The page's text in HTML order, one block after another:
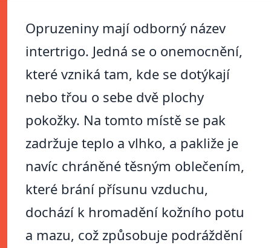
Opruzeniny mají odborný název
intertrigo. Jedná se o onemocnění,
které vzniká tam, kde se dotýkají
nebo třou o sebe dvě plochy
pokožky. Na tomto místě se pak
zadržuje teplo a vlhko, a pakliže je
navíc chráněné těsným oblečením,
které brání přísunu vzduchu,
dochází k hromadění kožního potu
a mazu, což způsobuje podráždění